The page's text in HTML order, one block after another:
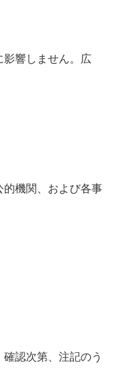
響しません。広
機関、および各事
認次第、注記のう